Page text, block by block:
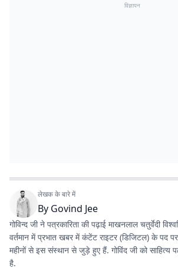
विज्ञापन
लेखक के बारे में
By Govind Jee
गोविन्द जी ने पत्रकारिता की पढ़ाई माखनलाल चतुर्वेदी
वर्तमान में प्रभात खबर में कंटेंट राइटर (डिजिटल) के पद
महीनों से इस संस्थान से जुड़े हुए हैं. गोविंद जी को
है.